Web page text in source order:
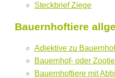
Steckbrief Ziege
Bauernhoftiere
Adjektive zu
Bauernhof- oder
Bauernhoftiere mit